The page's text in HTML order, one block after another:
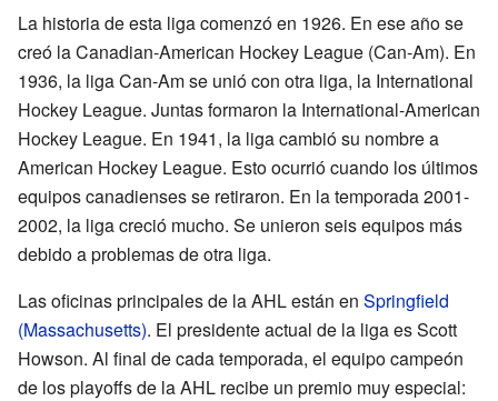
La historia de esta liga comenzó en 1926. En ese año se
creó la Canadian-American Hockey League (Can-Am). En
1936, la liga Can-Am se unió con otra liga, la International
Hockey League. Juntas formaron la International-American
Hockey League. En 1941, la liga cambió su nombre a
American Hockey League. Esto ocurrió cuando los últimos
equipos canadienses se retiraron. En la temporada 2001-
2002, la liga creció mucho. Se unieron seis equipos más
debido a problemas de otra liga.
Las oficinas principales de la AHL están en Springfield
(Massachusetts). El presidente actual de la liga es Scott
Howson. Al final de cada temporada, el equipo campeón
de los playoffs de la AHL recibe un premio muy especial: